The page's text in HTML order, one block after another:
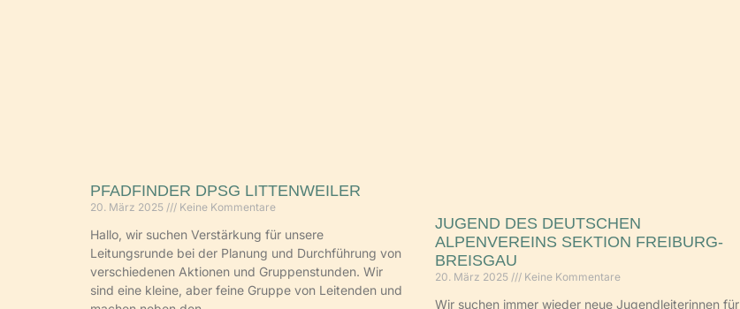
PFADFINDER DPSG LITTENWEILER
20. März 2025 Keine Kommentare
Hallo, wir suchen Verstärkung für unsere
Leitungsrunde bei der Planung und Durchführung von
verschiedenen Aktionen und Gruppenstunden. Wir
sind eine kleine, aber feine Gruppe von Leitenden und
JUGEND DES DEUTSCHEN
ALPENVEREINS SEKTION FREIBURG-
BREISGAU
20. März 2025 Keine Kommentare
Wir suchen immer wieder neue Jugendleiterinnen für